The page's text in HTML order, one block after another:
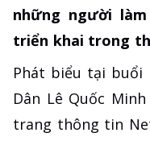
những người
triển khai trong
Phát biểu tại buổi
Dân Lê Quốc
trang thông tin